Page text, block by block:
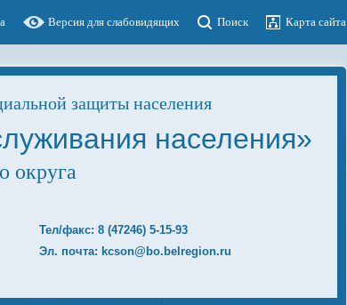
Версия для слабовидящих Поиск Карта сайта
защиты населения
населения»
округа
Тел/факс: 8 (47246) 5-15-93
Эл. почта: kcson@bo.belregion.ru